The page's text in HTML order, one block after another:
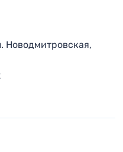
Новодмитровская,